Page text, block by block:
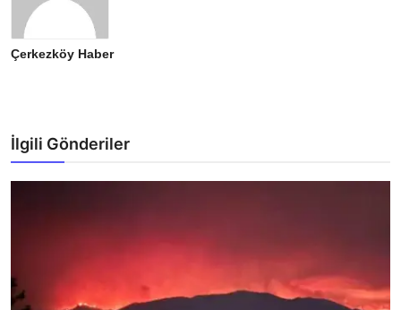
Çerkezköy Haber
İlgili Gönderiler